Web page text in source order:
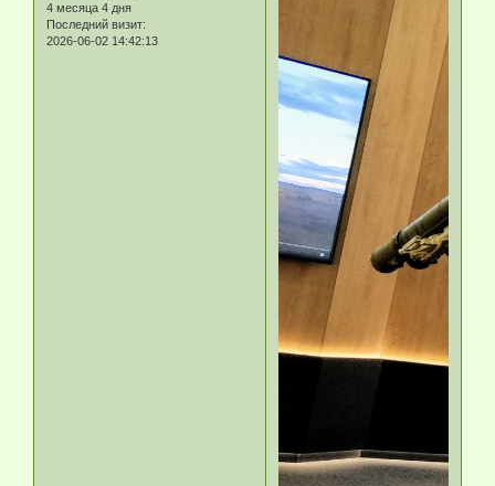
4 месяца 4 дня
Последний визит:
2026-06-02 14:42:13